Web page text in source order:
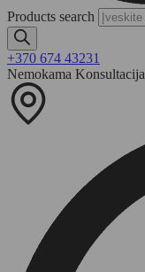
Products search
+370 674 43231
Nemokama Konsultacija